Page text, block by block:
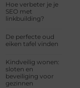
Hoe verbeter je je
SEO met
linkbuilding?
De perfecte oud
eiken tafel vinden
Kindveilig wonen:
sloten en
beveiliging voor
gezinnen